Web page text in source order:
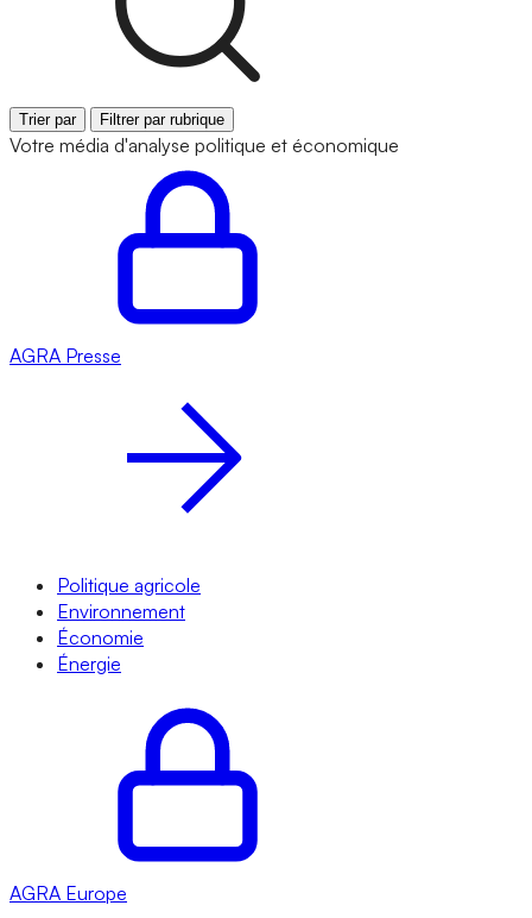
Trier par Filtrer par rubrique
Votre média d'analyse politique et économique
AGRA Presse
Politique agricole
Environnement
Économie
Énergie
AGRA Europe